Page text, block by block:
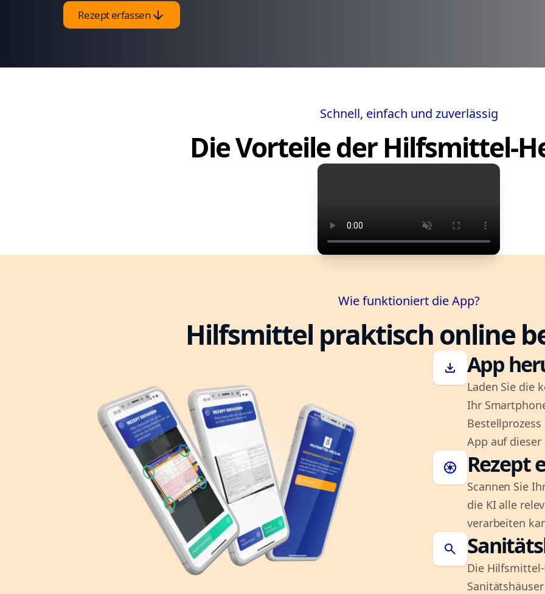
Rezept erfassenarrow_downward
Schnell, einfach und zuverlässig
Die Vorteile der Hilfsmittel-
Wie funktioniert die App?
Hilfsmittel praktisch online
download App
Laden Sie die
Ihr
App auf dieser
camera Rezept
Scannen Sie
die KI alle
verarbeiten
search
Die